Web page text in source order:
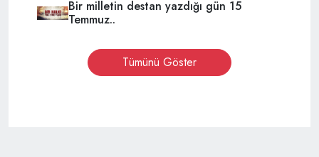
Bir milletin destan yazdığı gün 15
Temmuz..
Tümünü Göster